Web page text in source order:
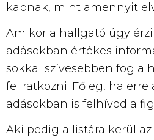
kapnak, mint amennyit
Amikor a hallgató úgy
adásokban értékes
sokkal szívesebben fog a
feliratkozni. Főleg, ha erre
adásokban is felhívod a
Aki pedig a listára kerül